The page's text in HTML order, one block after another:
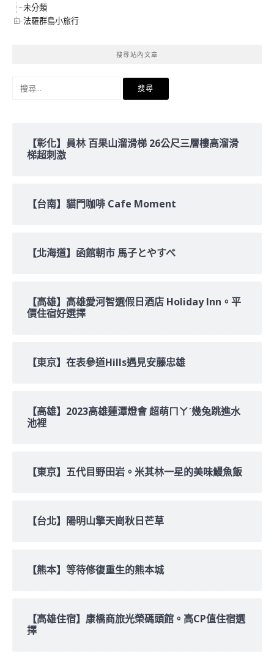
未分類
法羅群島小旅行
搜尋站內文章
【彰化】員林 百果山溜滑梯 26公尺三層樓高溜滑
梯超刺激
【台南】貓門咖啡 Cafe Moment
【北海道】函館朝市 馬子とやすべ
【高雄】高雄愛河智選假日酒店 Holiday Inn。平
價住宿好選擇
【東京】在表參道Hills遇見安藤忠雄
【高雄】2023高雄蓮潭燈會 超萌ㄇㄚˊ幾兔跳進水
池裡
【東京】五代目野田岩。米其林一星的美味鰻魚飯
【台北】陽明山擎天崗秋日芒草
【熊本】等待修復重生的熊本城
【高雄住宿】康橋商旅光榮碼頭館。高CP值住宿選
擇